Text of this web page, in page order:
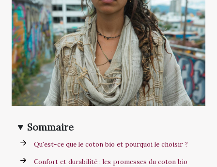
Sommaire
Qu'est-ce que le coton bio et pourquoi le choisir ?
Confort et durabilité : les promesses du coton bio